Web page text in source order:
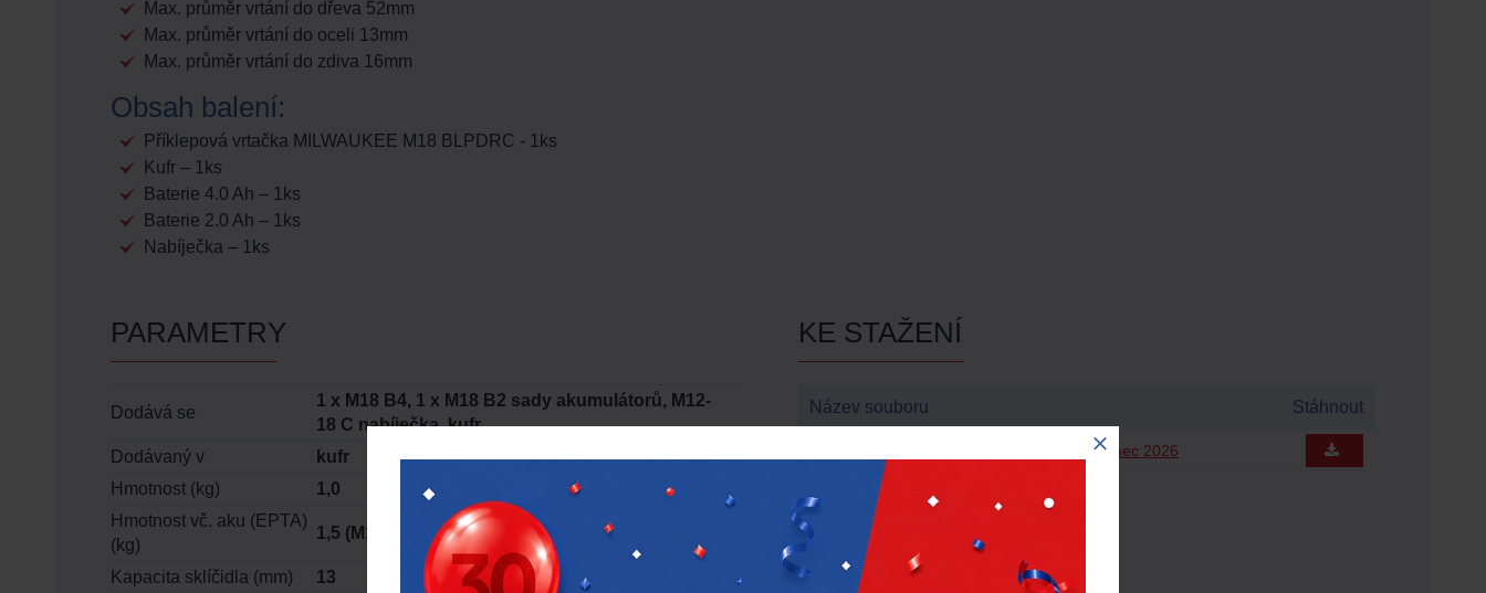
Max. průměr vrtání do dřeva 52mm
Max. průměr vrtání do oceli 13mm
Max. průměr vrtání do zdiva 16mm
Obsah balení:
Příklepová vrtačka MILWAUKEE M18 BLPDRC - 1ks
Kufr – 1ks
Baterie 4.0 Ah – 1ks
Baterie 2.0 Ah – 1ks
Nabíječka – 1ks
PARAMETRY
Dodává se
1 x M18 B4, 1 x M18 B2 sady akumulátorů, M12-
18 C nabíječka, kufr
Dodávaný v
kufr
Hmotnost (kg)
1,0
Hmotnost vč. aku (EPTA)
(kg)
1,5 (M18 B5)
Kapacita sklíčidla (mm)
13
KE STAŽENÍ
Název souboru Stáhnout
Milwaukee news – březen 2026 až červenec 2026